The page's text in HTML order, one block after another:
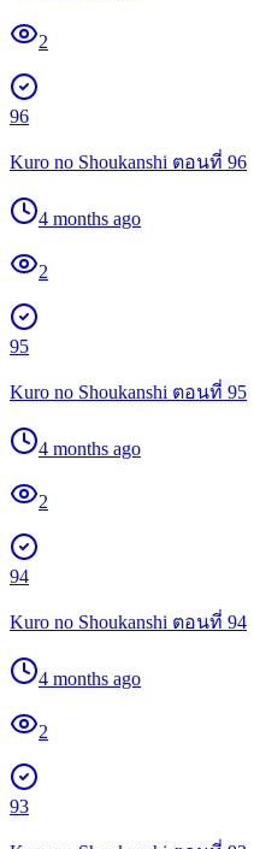
2
96
Kuro no Shoukanshi ตอนที่ 96
4 months ago
2
95
Kuro no Shoukanshi ตอนที่ 95
4 months ago
2
94
Kuro no Shoukanshi ตอนที่ 94
4 months ago
2
93